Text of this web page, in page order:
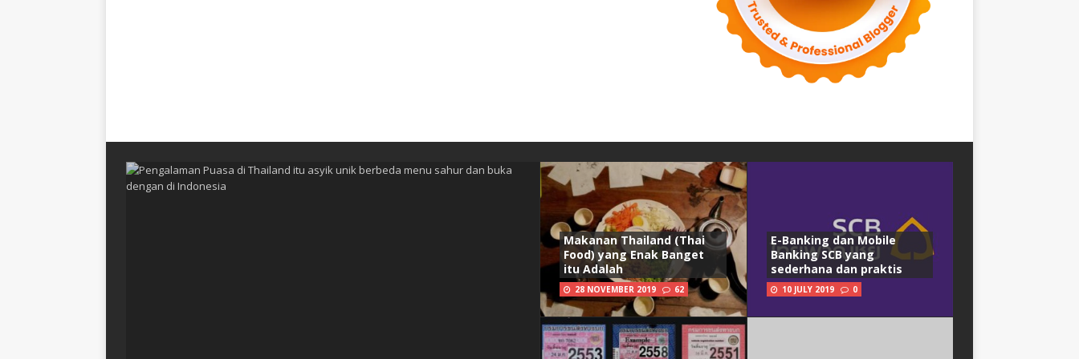
Makanan Thailand (Thai
Food) yang Enak Banget
itu Adalah
28 NOVEMBER 2019 62
E-Banking dan Mobile
Banking SCB yang
sederhana dan praktis
10 JULY 2019 0